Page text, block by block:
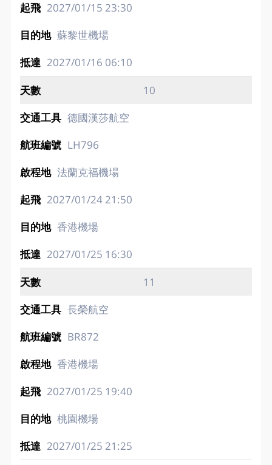
2027/01/15 23:30
蘇黎世機場
2027/01/16 06:10
10
德國漢莎航空
LH796
法蘭克福機場
2027/01/2421:50
香港機場
2027/01/25 16:30
11
長榮航空
BR872
香港機場
2027/01/25 19:40
桃園機場
2027/01/25 21:25